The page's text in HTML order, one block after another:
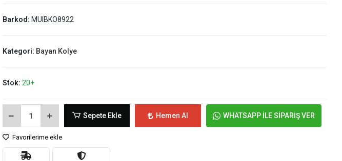
Barkod: MUIBKO8922
Kategori: Bayan Kolye
Stok: 20+
Sepete Ekle Hemen Al WHATSAPP İLE SİPARİŞ VER
Favorilerime ekle